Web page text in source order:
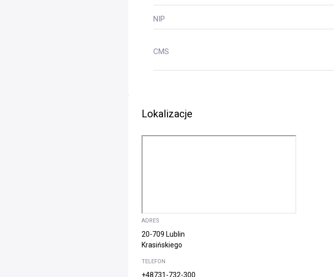
NIP
CMS
Lokalizacje
ADRES
20-709 Lublin
Krasińskiego
TELEFON
+48731-732-300